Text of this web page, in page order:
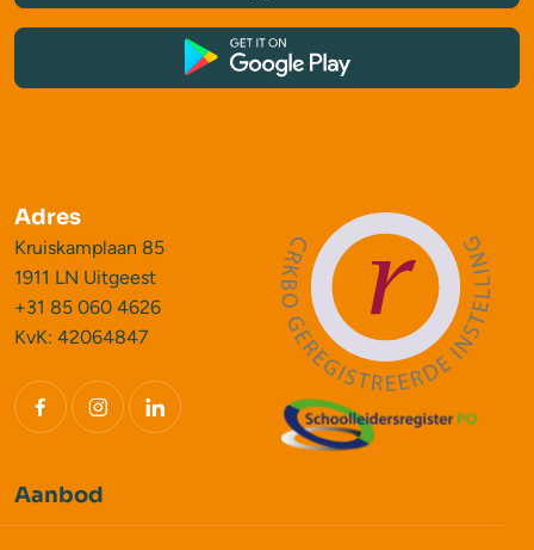
Adres
Kruiskamplaan 85
1911 LN Uitgeest
+31 85 060 4626
KvK: 42064847
Aanbod